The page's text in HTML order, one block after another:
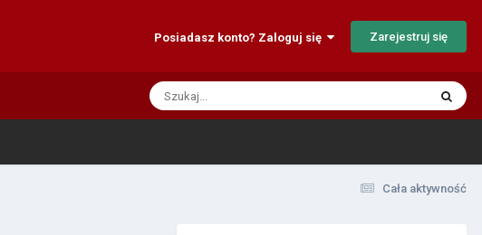
Posiadasz konto? Zaloguj się Zarejestruj się
Cała aktywność